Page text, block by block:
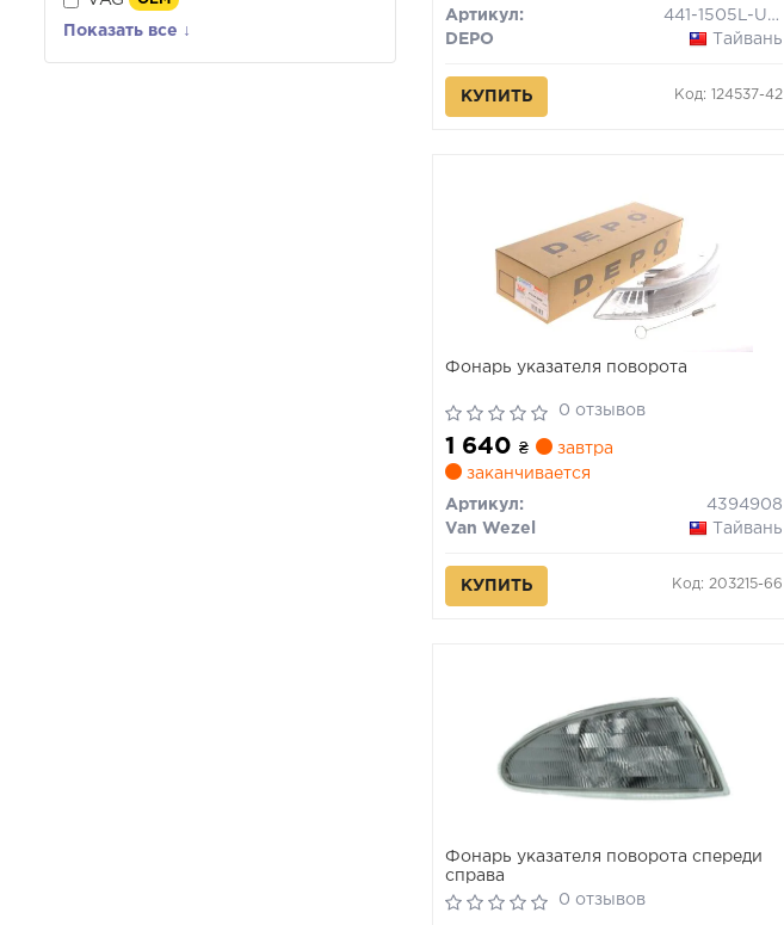
Показать все ↓
Артикул:
441-1505L-UE-C
DEPO
Тайвань
КУПИТЬ Код: 124537-42
Фонарь указателя поворота
0 отзывов
1 640 ₴
завтра
заканчивается
Артикул:
4394908
Van Wezel
Тайвань
КУПИТЬ Код: 203215-66
Фонарь указателя поворота спереди
справа
0 отзывов